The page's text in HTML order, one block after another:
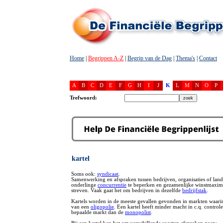
Home Begrippen A-Z Begrip van de Dag Thema's Contact
A B C D E F G H I J K L M N O P
Trefwoord:
kartel
Soms ook: syndicaat
Samenwerking en afspraken tussen bedrijven, organisaties of
onderlinge concurrentie te beperken en gezamenlijke
streven. Vaak gaat het om bedrijven in dezelfde bedrijfstak
Kartels worden in de meeste gevallen gevonden in markten
van een oligopolie . Een kartel heeft minder macht in c.q.
bepaalde markt dan de monopolist